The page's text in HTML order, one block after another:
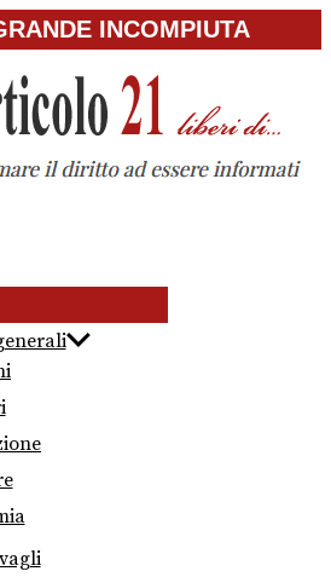
INCOMPIUTA